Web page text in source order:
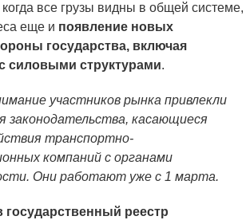
все грузы видны в общей системе,
еще и появление новых
государства, включая
силовыми структурами.
участников рынка привлекли
законодательства, касающиеся
транспортно-
компаний с органами
Они работают уже с 1 марта.
государственный реестр